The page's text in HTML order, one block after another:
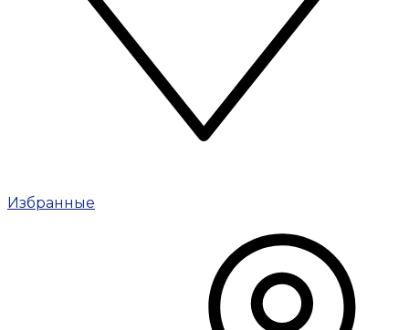
Избранные